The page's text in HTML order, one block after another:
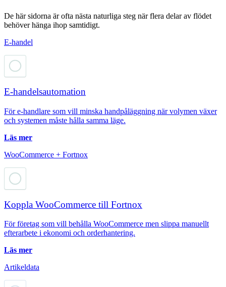
De här sidorna är ofta nästa naturliga steg när flera delar av flödet
behöver hänga ihop samtidigt.
E-handel
E-handelsautomation
För e-handlare som vill minska handpåläggning när volymen växer
och systemen måste hålla samma läge.
Läs mer
WooCommerce + Fortnox
Koppla WooCommerce till Fortnox
För företag som vill behålla WooCommerce men slippa manuellt
efterarbete i ekonomi och orderhantering.
Läs mer
Artikeldata